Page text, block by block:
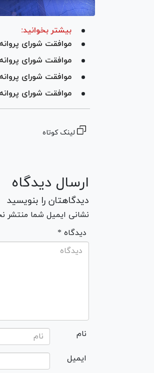
بیشتر بخوانید:
موافقت شورای پروانه
موافقت شورای پروانه
موافقت شورای پروانه
موافقت شورای پروانه
لینک کوتاه
ارسال دیدگاه
دیدگاهتان را بنویسید
نشانی ایمیل شما منتشر
* دیدگاه
نام
ایمیل